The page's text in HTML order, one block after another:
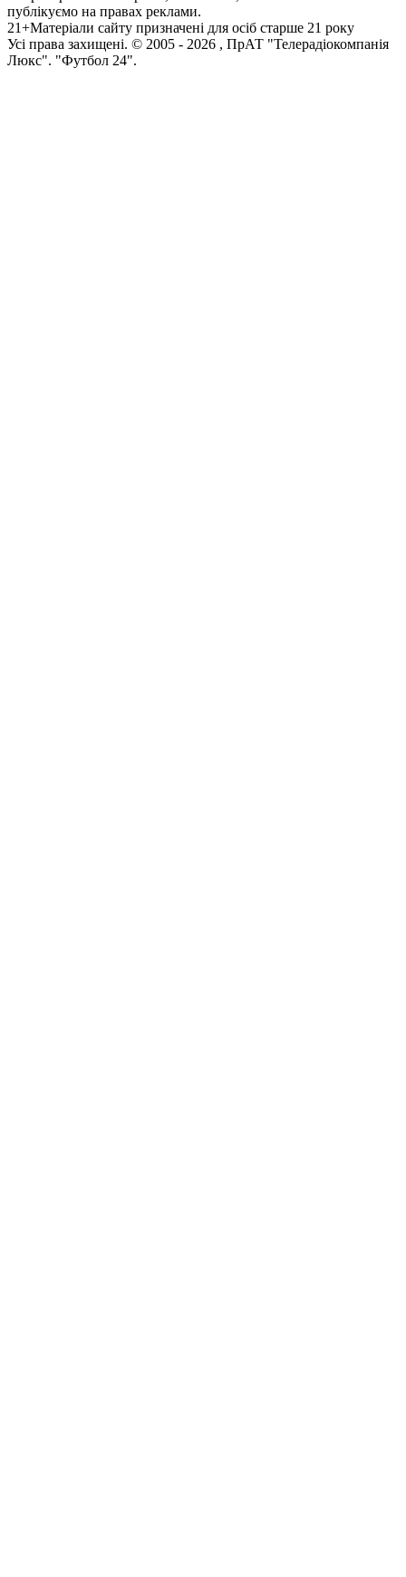
публікуємо на правах реклами.
21+Матеріали сайту призначені для осіб старше 21 року
Усi права захищенi. © 2005 - 2026 , ПрАТ "Телерадіокомпанія
Люкс". "Футбол 24".